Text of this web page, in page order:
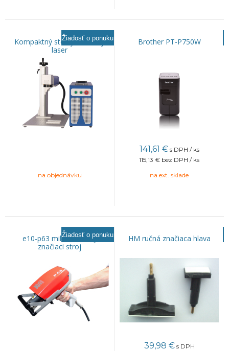
Kompaktný stolný vláknový
laser
Žiadosť o ponuku
na objednávku
Brother PT-P750W
141,61 € s DPH / ks
115,13 € bez DPH / ks
na ext. sklade
e10-p63 mikroúderový
značiaci stroj
Žiadosť o ponuku HM ručná značiaca hlava
39,98 € s DPH